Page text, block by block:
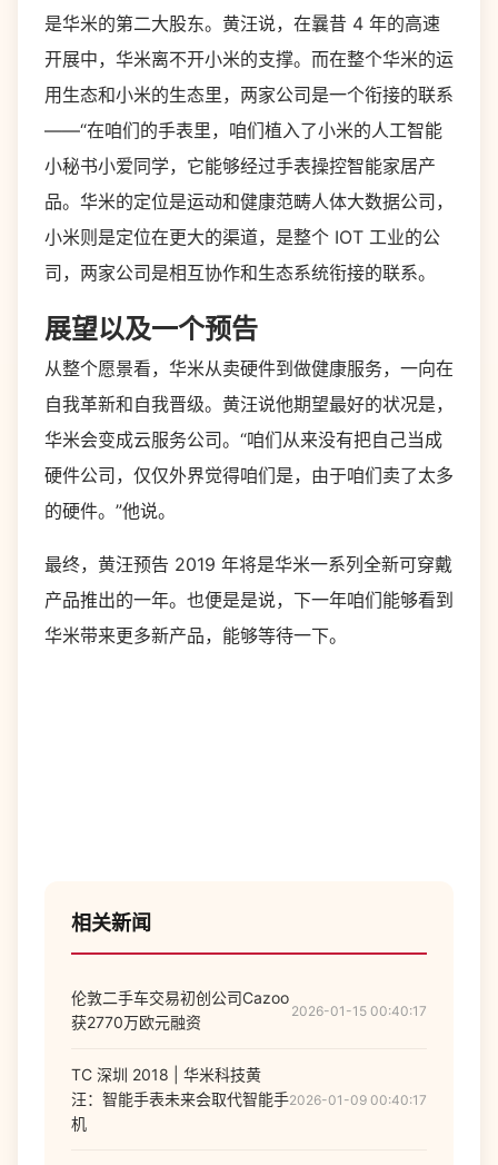
是华米的第二大股东。黄汪说，在曩昔 4 年的高速
开展中，华米离不开小米的支撑。而在整个华米的运
用生态和小米的生态里，两家公司是一个衔接的联系
——“在咱们的手表里，咱们植入了小米的人工智能
小秘书小爱同学，它能够经过手表操控智能家居产
品。华米的定位是运动和健康范畴人体大数据公司，
小米则是定位在更大的渠道，是整个 IOT 工业的公
司，两家公司是相互协作和生态系统衔接的联系。
展望以及一个预告
从整个愿景看，华米从卖硬件到做健康服务，一向在
自我革新和自我晋级。黄汪说他期望最好的状况是，
华米会变成云服务公司。“咱们从来没有把自己当成
硬件公司，仅仅外界觉得咱们是，由于咱们卖了太多
的硬件。”他说。
最终，黄汪预告 2019 年将是华米一系列全新可穿戴
产品推出的一年。也便是是说，下一年咱们能够看到
华米带来更多新产品，能够等待一下。
相关新闻
伦敦二手车交易初创公司Cazoo
获2770万欧元融资
2026-01-15 00:40:17
TC 深圳 2018 | 华米科技黄
汪：智能手表未来会取代智能手
机
2026-01-09 00:40:17